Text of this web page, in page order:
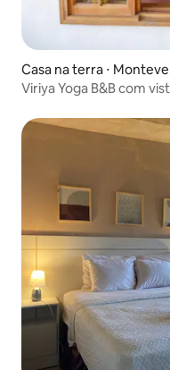
Casa na terra ⋅
Viriya Yoga B&B com